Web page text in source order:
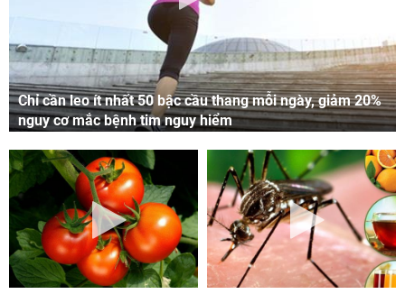
Chỉ cần leo ít nhất 50 bậc cầu thang mỗi ngày, giảm 20%
nguy cơ mắc bệnh tim nguy hiểm